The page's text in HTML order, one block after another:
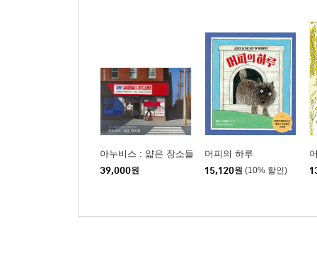
아누비스 : 얇은 장소들
39,000원
머피의 하루
15,120원 (10% 할인)